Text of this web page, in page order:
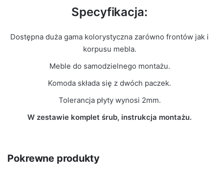
Specyfikacja:
Dostępna duża gama kolorystyczna zarówno frontów jak i
korpusu mebla.
Meble do samodzielnego montażu.
Komoda składa się z dwóch paczek.
Tolerancja płyty wynosi 2mm.
W zestawie komplet śrub, instrukcja montażu.
Pokrewne produkty